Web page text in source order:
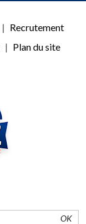
Recrutement
Plan du site
OK